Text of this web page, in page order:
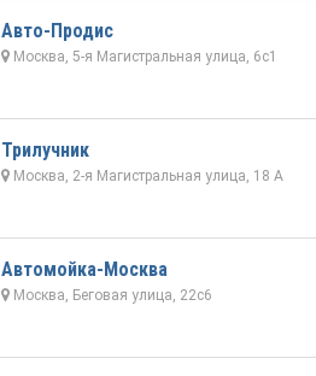
Авто-Продис
Москва, 5-я Магистральная улица, 6с1
Трилучник
Москва, 2-я Магистральная улица, 18 А
Автомойка-Москва
Москва, Беговая улица, 22с6